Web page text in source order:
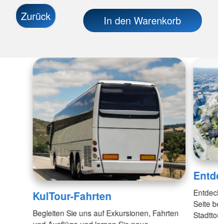
Zurück In den Warenkorb
KulTour-Fahrten
Begleiten Sie uns auf Exkursionen, Fahrten
Seite